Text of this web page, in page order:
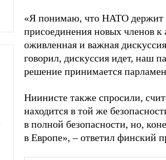
«Я понимаю, что НАТО держит
присоединения новых членов
оживленная и важная
говорил, дискуссия идет, наш
решение принимается
Ниинисте также спросили,
находится в той же
в полной безопасности, но,
в Европе», – ответил финский